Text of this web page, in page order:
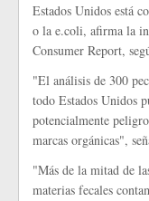
Estados Unidos está
o la e.coli, afirma la
Consumer Report,
"El análisis de 300
todo Estados Unidos
potencialmente
marcas orgánicas",
"Más de la mitad de
materias fecales